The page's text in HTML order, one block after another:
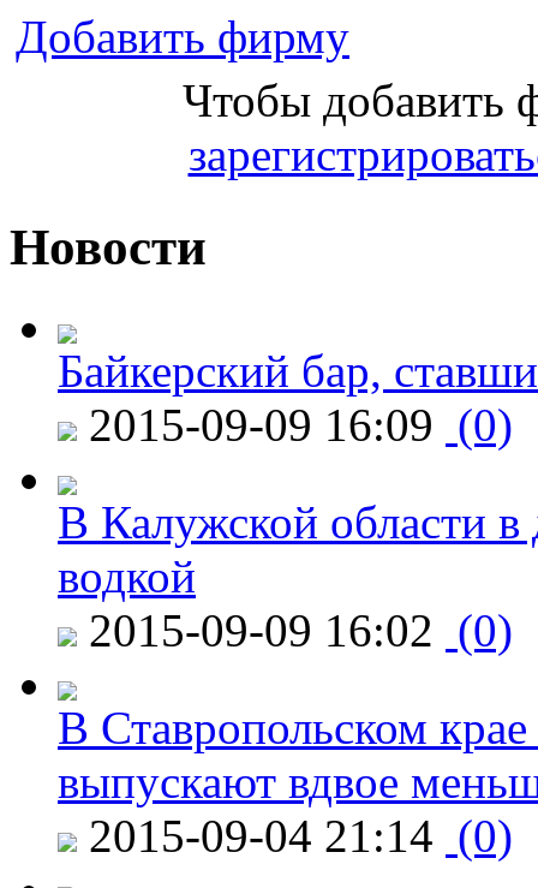
Добавить фирму
Чтобы добавить
Новости
Байкерский бар,
2015-09-09 16:09 (0)
В Калужской области в
водкой
2015-09-09 16:02 (0)
В Ставропольском
выпускают вдвое
2015-09-04 21:14 (0)